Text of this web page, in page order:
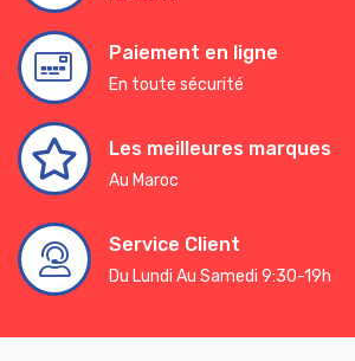
Paiement en ligne
En toute sécurité
Les meilleures marques
Au Maroc
Service Client
Du Lundi Au Samedi 9:30-19h